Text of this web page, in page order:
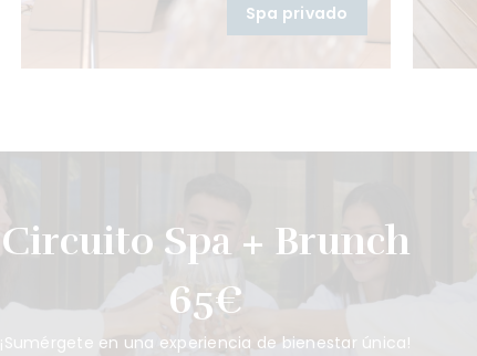
Spa privado
Circuito Spa + Brunch
65€
¡Sumérgete en una experiencia de bienestar única!